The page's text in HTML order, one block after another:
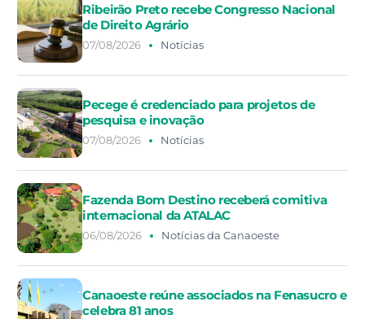
Ribeirão Preto recebe Congresso Nacional
de Direito Agrário
07/08/2026 Notícias
Pecege é credenciado para projetos de
pesquisa e inovação
07/08/2026 Notícias
Fazenda Bom Destino receberá comitiva
internacional da ATALAC
06/08/2026 Notícias da Canaoeste
Canaoeste reúne associados na Fenasucro e
celebra 81 anos